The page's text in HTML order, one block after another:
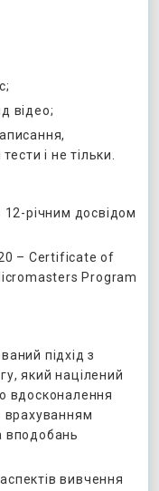
відео;
і не тільки.
12-річним досвідом
– Certificate of
Program
підхід з
який націлений
вдосконалення
врахуванням
вподобань
вивчення